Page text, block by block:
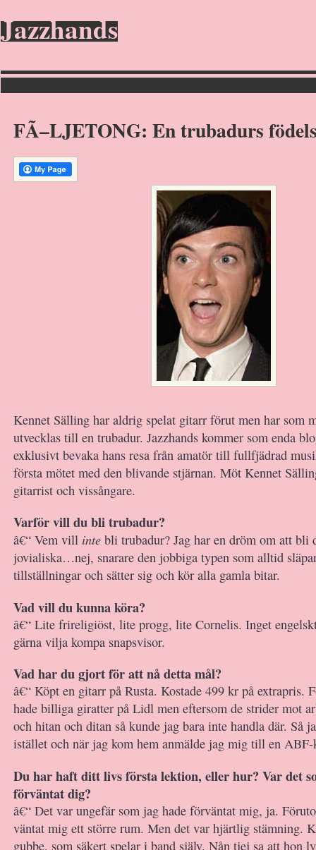
Jazzhands
FÃ–LJETONG: En trubadurs
Kennet Sälling har aldrig spelat gitarr förut men har som
utvecklas till en trubadur. Jazzhands kommer som enda
exklusivt bevaka hans resa från amatör till fullfjädrad
första mötet med den blivande stjärnan. Möt Kennet
gitarrist och vissångare.
Varför vill du bli trubadur?
â€“ Vem vill inte bli trubadur? Jag har en dröm om att bli
jovialiska…nej, snarare den jobbiga typen som alltid
tillställningar och sätter sig och kör alla gamla bitar.
Vad vill du kunna köra?
â€“ Lite frireligiöst, lite progg, lite Cornelis. Inget
gärna vilja kompa snapsvisor.
Vad har du gjort för att nå detta mål?
â€“ Köpt en gitarr på Rusta. Kostade 499 kr på extrapris.
hade billiga giratter på Lidl men eftersom de strider mot
och hitan och ditan så kunde jag bara inte handla där. Så
istället och när jag kom hem anmälde jag mig till en
Du har haft ditt livs första lektion, eller hur? Var det
förväntat dig?
â€“ Det var ungefär som jag hade förväntat mig, ja.
väntat mig ett större rum. Men det var hjärtlig stämning.
gubbe, som säkert spelar i band själv. Nån tjej sa att hon